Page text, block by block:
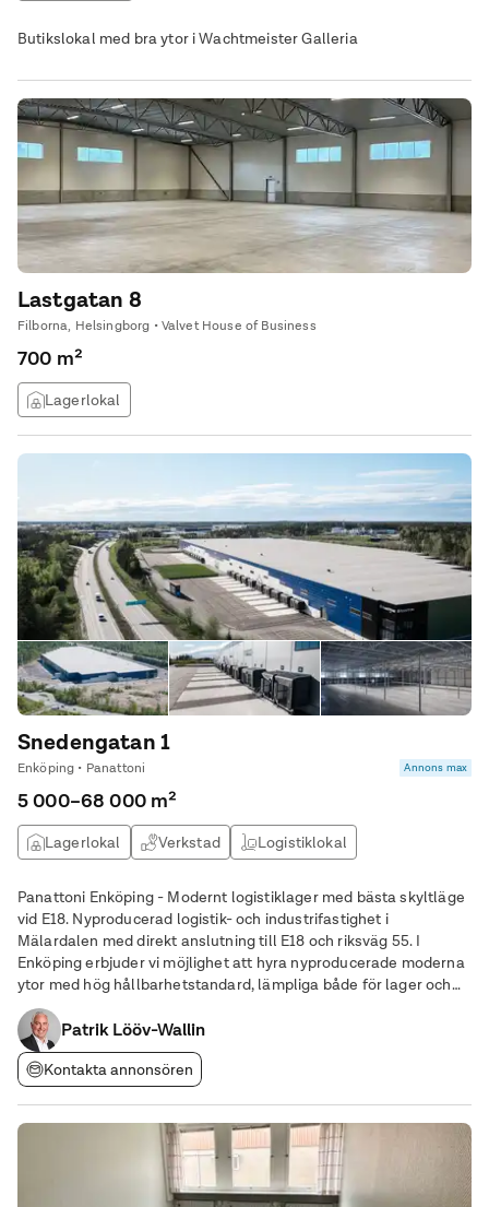
Butikslokal med bra ytor i Wachtmeister Galleria
Lastgatan 8
Filborna, Helsingborg • Valvet House of Business
700 m²
Lagerlokal
Snedengatan 1
Enköping • Panattoni Annons max
5 000–68 000 m²
Lagerlokal Verkstad Logistiklokal
Panattoni Enköping - Modernt logistiklager med bästa skyltläge
vid E18. Nyproducerad logistik- och industrifastighet i
Mälardalen med direkt anslutning till E18 och riksväg 55. I
Enköping erbjuder vi möjlighet att hyra nyproducerade moderna
ytor med hög hållbarhetstandard, lämpliga både för lager och
lättare industri, med ett utmärkt logistikläge i Mälardalen.
Fastigheten ligger i direkt
Patrik Lööv-Wallin
Kontakta annonsören